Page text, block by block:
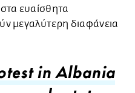
ευαίσθητα
μεγαλύτερη διαφάνεια
in Albania